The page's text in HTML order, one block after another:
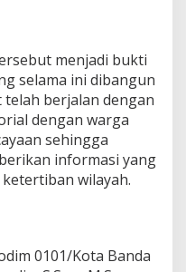
menjadi bukti
selama ini dibangun
telah berjalan dengan
dengan warga
sehingga
informasi yang
wilayah.
0101/Kota Banda